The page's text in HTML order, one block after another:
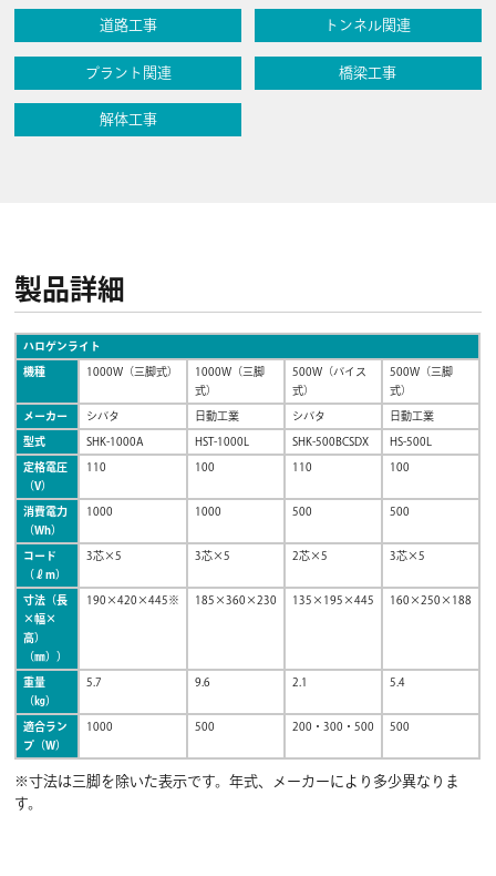
道路工事 トンネル関連
プラント関連 橋梁工事
解体工事
製品詳細
ハロゲンライト
機種 1000W（三脚式）
1000W（三脚
式）
500W（バイス
式）
500W（三脚
式）
メーカー シバタ 日動工業 シバタ 日動工業
型式 SHK-1000A HST-1000L SHK-500BCSDX HS-500L
定格電圧
（V）
110 100 110 100
消費電力
（Wh）
1000 1000 500 500
コード
（ℓm）
3芯×5 3芯×5 2芯×5 3芯×5
寸法（長
×幅×
高）
（㎜））
190×420×445※ 185×360×230 135×195×445 160×250×188
重量
（㎏）
5.7 9.6 2.1 5.4
適合ラン
プ（W）
1000 500 200・300・500 500
※寸法は三脚を除いた表示です。年式、メーカーにより多少異なりま
す。